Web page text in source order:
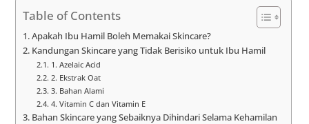
Table of Contents
Apakah Ibu Hamil Boleh Memakai Skincare?
Kandungan Skincare yang Tidak Berisiko untuk Ibu Hamil
1. Azelaic Acid
2. Ekstrak Oat
3. Bahan Alami
4. Vitamin C dan Vitamin E
Bahan Skincare yang Sebaiknya Dihindari Selama Kehamilan